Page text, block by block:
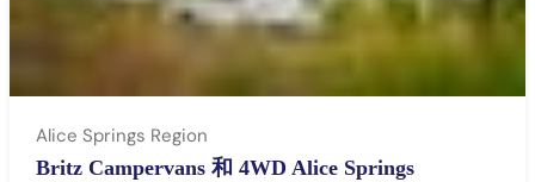
Alice Springs Region
Britz Campervans 和 4WD Alice Springs